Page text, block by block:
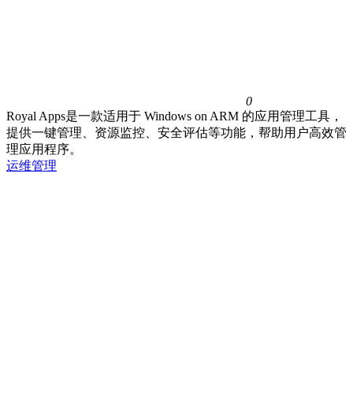
0
Royal Apps是一款适用于 Windows on ARM 的应用管理工具，
提供一键管理、资源监控、安全评估等功能，帮助用户高效管
理应用程序。
运维管理